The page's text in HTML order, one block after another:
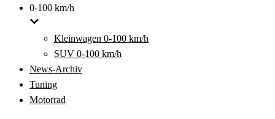
0-100 km/h
Kleinwagen 0-100 km/h
SUV 0-100 km/h
News-Archiv
Tuning
Motorrad